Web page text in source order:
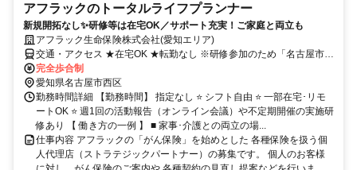
アフラックのトータルライフプランナー
新規開拓なし✨研修等は在宅OK／サポート充実！ご家庭と両立も
アフラック生命保険株式会社(愛知エリア)
交通・アクセス ★在宅OK ★転勤なし ※研修参加のため「名古屋市西
区」への出社あり
完全歩合制
愛知県名古屋市西区
勤務時間詳細 【勤務時間】 指定なし ⭐ シフト自由 ⭐ 一部在宅･リモ
ートOK ⭐ 週1回の活動報告（オンライン会議）や不定期開催の実施研
修あり 【 働き方の一例 】 ■ 家事･介護との両立の場...
仕事内容 アフラックの「がん保険」を始めとした 各種保険を扱う個
人代理店（ストラテジックパートナー）の募集です。 個人のお客様